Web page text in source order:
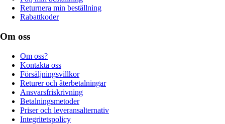
Returnera min beställning
Rabattkoder
Om oss
Om oss?
Kontakta oss
Försäljningsvillkor
Returer och återbetalningar
Ansvarsfriskrivning
Betalningsmetoder
Priser och leveransalternativ
Integritetspolicy